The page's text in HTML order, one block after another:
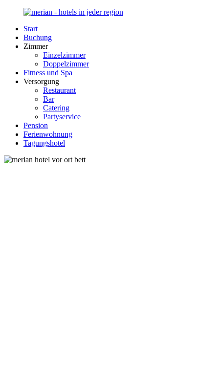
Zurück
Inhalt
Merian-
Hotel.de
Portal
Unterkunft
Deutschland
Start
Buchung
Zimmer
Einzelzimmer
Doppelzimmer
Fitness und Spa
Versorgung
Restaurant
Bar
Catering
Partyservice
Pension
Ferienwohnung
Tagungshotel